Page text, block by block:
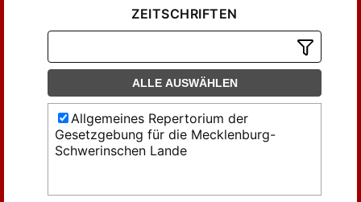
ZEITSCHRIFTEN
ALLE AUSWÄHLEN
Allgemeines Repertorium der
Gesetzgebung für die Mecklenburg-
Schwerinschen Lande